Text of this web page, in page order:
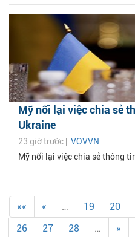
Mỹ nối lại việc chia sẻ
Ukraine
23 giờ trước | VOVVN
Mỹ nối lại việc chia sẻ thông
«« « … 19 20
26
27 28 … »